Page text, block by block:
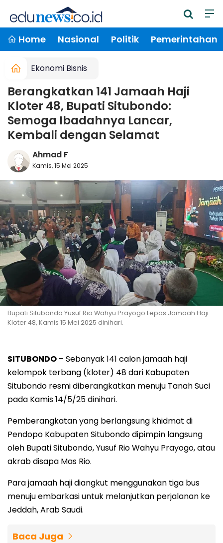
Home Nasional Politik Pemerintahan
Ekonomi Bisnis
Berangkatkan 141 Jamaah Haji
Kloter 48, Bupati Situbondo:
Semoga Ibadahnya Lancar,
Kembali dengan Selamat
Ahmad F
Kamis, 15 Mei 2025
Bupati Situbondo Yusuf Rio Wahyu Prayogo Lepas Jamaah Haji
Kloter 48, Kamis 15 Mei 2025 dinihari.
SITUBONDO – Sebanyak 141 calon jamaah haji
kelompok terbang (kloter) 48 dari Kabupaten
Situbondo resmi diberangkatkan menuju Tanah Suci
pada Kamis 14/5/25 dinihari.
Pemberangkatan yang berlangsung khidmat di
Pendopo Kabupaten Situbondo dipimpin langsung
oleh Bupati Situbondo, Yusuf Rio Wahyu Prayogo, atau
akrab disapa Mas Rio.
Para jamaah haji diangkut menggunakan tiga bus
menuju embarkasi untuk melanjutkan perjalanan ke
Jeddah, Arab Saudi.
Baca Juga